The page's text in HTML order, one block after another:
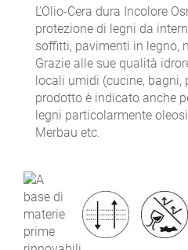
L’Olio-Cera dura Incolore
protezione di legni da
soffitti, pavimenti in legno,
Grazie alle sue qualità
locali umidi (cucine, bagni,
prodotto è indicato anche
legni particolarmente
Merbau etc.